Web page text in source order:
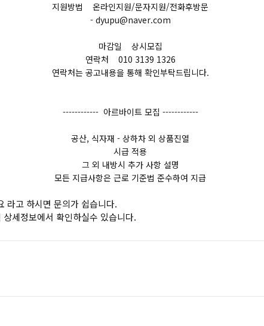
지원방법 온라인지원/문자지원/전화후방문
- dyupu@naver.com
마감일 상시모집
연락처 010 3139 1326
연락처는 공고내용을 통해 확인부탁드립니다.
------------ 아르바이트 모집 ------------
공산, 식자재 - 상하차 외 상품진열
시급 적용
그 외 내방시 추가 사항 설명
모든 지급사항은 근로 기준법 준수하여 지급
라고 하시면 문의가 쉽습니다.
세정보에서 확인하실수 있습니다.